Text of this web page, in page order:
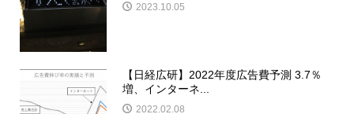
2023.10.05
【日経広研】2022年度広告費予測 3.7％
増、インターネ...
2022.02.08